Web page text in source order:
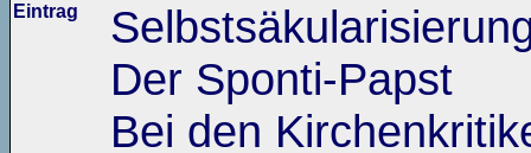
Eintrag
Der Sponti-Papst
Bei den